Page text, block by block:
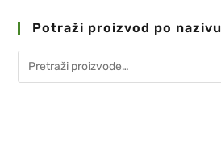
Potraži proizvod po nazivu